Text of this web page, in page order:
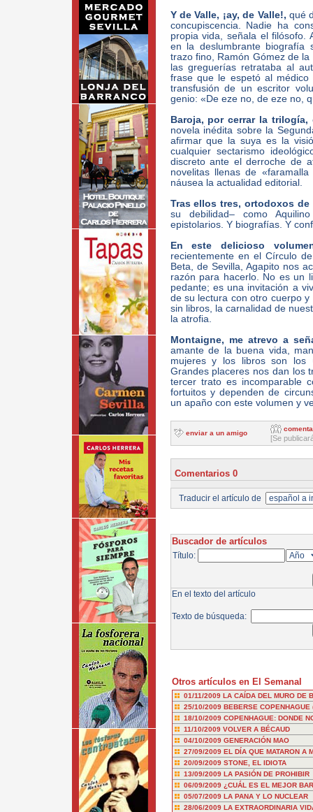
Y de Valle, ¡ay, de Valle!, qué
concupiscencia. Nadie ha
propia vida, señala el filósofo.
en la deslumbrante biografía
trazo fino, Ramón Gómez de
las greguerías retrataba al
frase que le espetó al
transfusión de un escritor
genio: «De eze no, de eze no,
Baroja, por cerrar la trilogía,
novela inédita sobre la
afirmar que la suya es la
cualquier sectarismo
discreto ante el derroche de
novelitas llenas de
náusea la actualidad editorial.
Tras ellos tres, ortodoxos
su debilidad– como
epistolarios. Y biografías. Y
En este delicioso
recientemente en el Círculo
Beta, de Sevilla, Agapito nos
razón para hacerlo. No es un
pedante; es una invitación a
de su lectura con otro cuerpo
sin libros, la carnalidad de
la atrofia.
Montaigne, me atrevo a
amante de la buena vida,
mujeres y los libros son los
Grandes placeres nos dan los
tercer trato es incomparable
fortuitos y dependen de
un apaño con este volumen y
enviar a un amigo
[Se
Comentarios 0
Traducir el artículo de
Buscador de artículos
Título:
En el texto del artículo
Texto de búsqueda:
Otros artículos en El Semanal
01/11/2009 LA CAÍDA DEL MURO DE
25/10/2009 BEBERSE COPENHAGUE
18/10/2009 COPENHAGUE: DONDE
11/10/2009 VOLVER A BÉCAUD
04/10/2009 GENERACIÓN MAO
27/09/2009 EL DÍA QUE MATARON A
20/09/2009 STONE, EL IDIOTA
13/09/2009 LA PASIÓN DE PROHIBIR
06/09/2009 ¿CUÁL ES EL MEJOR
05/07/2009 LA PANA Y LO NUCLEAR
28/06/2009 LA EXTRAORDINARIA